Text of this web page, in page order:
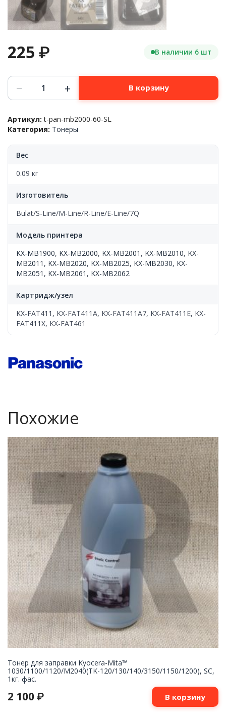
225 ₽ В наличии 6 шт
Количество
товара
Тонер
заправки
Panasonic™
MB1900/2000/2001/2010/2011/2020/2025(KX-
60г.,
Line
− + В корзину
Артикул:t-pan-mb2000-60-SL
Категория: Тонеры
Вес
0.09 кг
Изготовитель
Bulat/S-Line/M-Line/R-Line/E-Line/7Q
Модель принтера
KX-MB1900, KX-MB2000, KX-MB2001 , KX-MB2010, KX-
MB2011 , KX-MB2020, KX-MB2025, KX-MB2030, KX-
MB2051 , KX-MB2061 , KX-MB2062
Картридж/узел
KX-FAT411, KX-FAT411A, KX-FAT411A7, KX-FAT411E, KX-
FAT411X, KX-FAT461
Похожие
Тонер для заправки Kyocera-Mita™
1030/1100/1120/M2040(TK-120/130/140/3150/1150/1200), SC,
1кг. фас.
2 100 ₽ В корзину